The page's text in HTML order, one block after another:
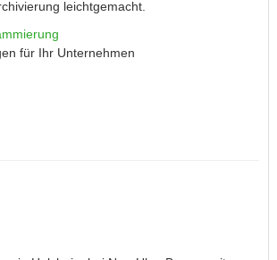
leichtgemacht.
für Ihr Unternehmen